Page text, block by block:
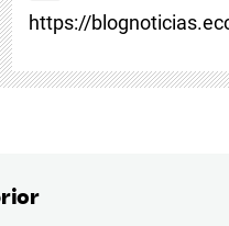
https://